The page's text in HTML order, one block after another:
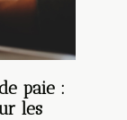
paie :
les